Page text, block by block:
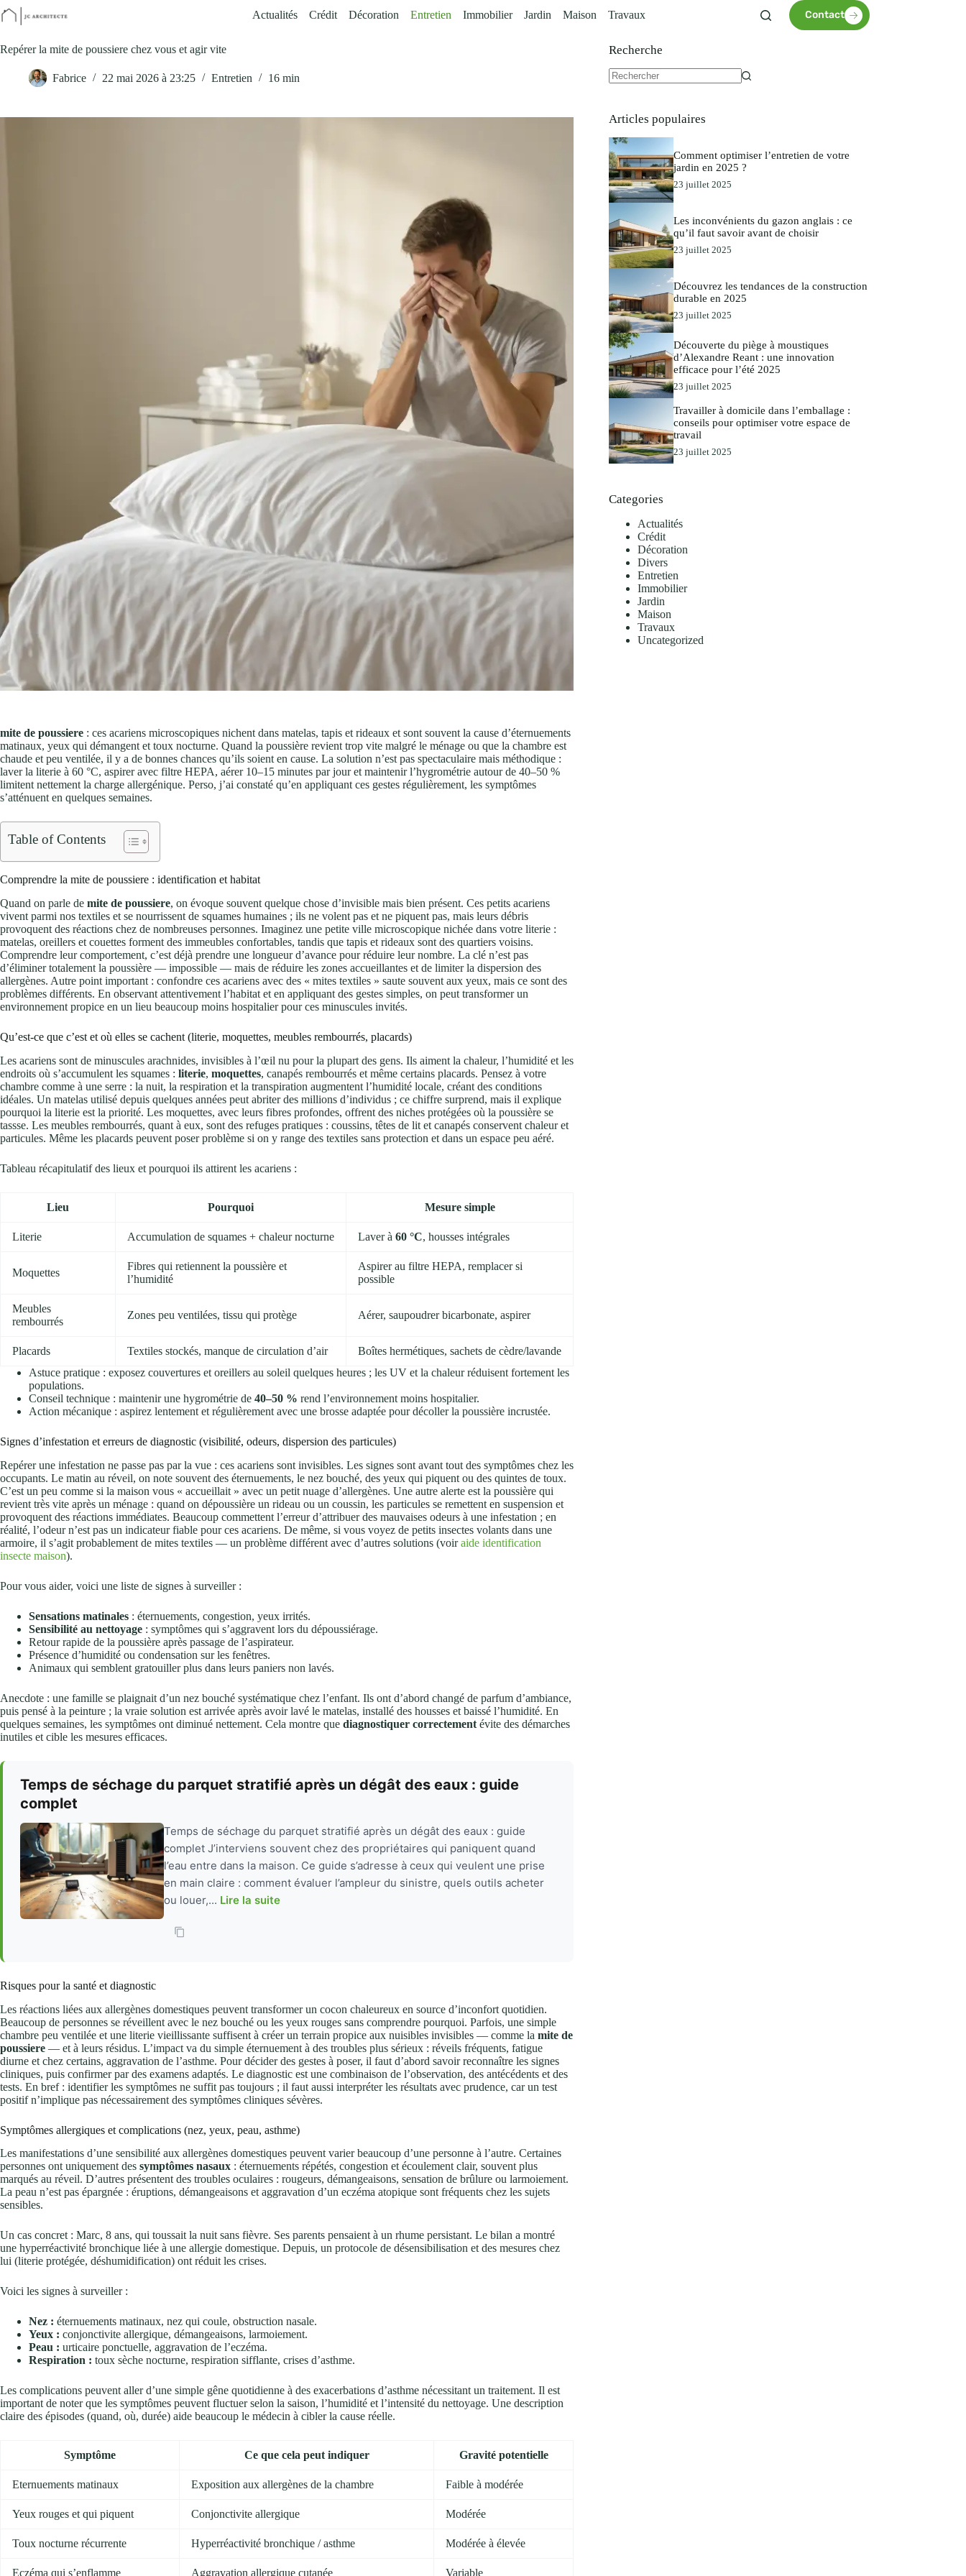
Passer
au
Actualités Crédit Décoration Entretien Immobilier Jardin Maison Travaux Contact
Repérer la mite de poussiere chez vous et agir vite
Fabrice 22 mai 2026 à 23:25 Entretien 16 min
mite de poussiere : ces acariens microscopiques nichent dans matelas, tapis et rideaux et sont souvent la cause d’éternuements
matinaux, yeux qui démangent et toux nocturne. Quand la poussière revient trop vite malgré le ménage ou que la chambre est
chaude et peu ventilée, il y a de bonnes chances qu’ils soient en cause. La solution n’est pas spectaculaire mais méthodique :
laver la literie à 60 °C, aspirer avec filtre HEPA, aérer 10–15 minutes par jour et maintenir l’hygrométrie autour de 40–50 %
limitent nettement la charge allergénique. Perso, j’ai constaté qu’en appliquant ces gestes régulièrement, les symptômes
s’atténuent en quelques semaines.
Table of Contents
Comprendre la mite de poussiere : identification et habitat
Quand on parle de mite de poussiere, on évoque souvent quelque chose d’invisible mais bien présent. Ces petits acariens
vivent parmi nos textiles et se nourrissent de squames humaines ; ils ne volent pas et ne piquent pas, mais leurs débris
provoquent des réactions chez de nombreuses personnes. Imaginez une petite ville microscopique nichée dans votre literie :
matelas, oreillers et couettes forment des immeubles confortables, tandis que tapis et rideaux sont des quartiers voisins.
Comprendre leur comportement, c’est déjà prendre une longueur d’avance pour réduire leur nombre. La clé n’est pas
d’éliminer totalement la poussière — impossible — mais de réduire les zones accueillantes et de limiter la dispersion des
allergènes. Autre point important : confondre ces acariens avec des « mites textiles » saute souvent aux yeux, mais ce sont des
problèmes différents. En observant attentivement l’habitat et en appliquant des gestes simples, on peut transformer un
environnement propice en un lieu beaucoup moins hospitalier pour ces minuscules invités.
Qu’est-ce que c’est et où elles se cachent (literie, moquettes, meubles rembourrés, placards)
Les acariens sont de minuscules arachnides, invisibles à l’œil nu pour la plupart des gens. Ils aiment la chaleur, l’humidité et les
endroits où s’accumulent les squames : literie, moquettes, canapés rembourrés et même certains placards. Pensez à votre
chambre comme à une serre : la nuit, la respiration et la transpiration augmentent l’humidité locale, créant des conditions
idéales. Un matelas utilisé depuis quelques années peut abriter des millions d’individus ; ce chiffre surprend, mais il explique
pourquoi la literie est la priorité. Les moquettes, avec leurs fibres profondes, offrent des niches protégées où la poussière se
tassse. Les meubles rembourrés, quant à eux, sont des refuges pratiques : coussins, têtes de lit et canapés conservent chaleur et
particules. Même les placards peuvent poser problème si on y range des textiles sans protection et dans un espace peu aéré.
Tableau récapitulatif des lieux et pourquoi ils attirent les acariens :
Lieu Pourquoi Mesure simple
Literie Accumulation de squames + chaleur nocturne Laver à 60 °C, housses intégrales
Moquettes
Fibres qui retiennent la poussière et
l’humidité
Aspirer au filtre HEPA, remplacer si
possible
Meubles
rembourrés
Zones peu ventilées, tissu qui protège Aérer, saupoudrer bicarbonate, aspirer
Placards Textiles stockés, manque de circulation d’air
Boîtes hermétiques, sachets de cèdre/lavande
Astuce pratique : exposez couvertures et oreillers au soleil quelques heures ; les UV et la chaleur réduisent fortement les
populations.
Conseil technique : maintenir une hygrométrie de 40–50 % rend l’environnement moins hospitalier.
Action mécanique : aspirez lentement et régulièrement avec une brosse adaptée pour décoller la poussière incrustée.
Signes d’infestation et erreurs de diagnostic (visibilité, odeurs, dispersion des particules)
Repérer une infestation ne passe pas par la vue : ces acariens sont invisibles. Les signes sont avant tout des symptômes chez les
occupants. Le matin au réveil, on note souvent des éternuements, le nez bouché, des yeux qui piquent ou des quintes de toux.
C’est un peu comme si la maison vous « accueillait » avec un petit nuage d’allergènes. Une autre alerte est la poussière qui
revient très vite après un ménage : quand on dépoussière un rideau ou un coussin, les particules se remettent en suspension et
provoquent des réactions immédiates. Beaucoup commettent l’erreur d’attribuer des mauvaises odeurs à une infestation ; en
réalité, l’odeur n’est pas un indicateur fiable pour ces acariens. De même, si vous voyez de petits insectes volants dans une
armoire, il s’agit probablement de mites textiles — un problème différent avec d’autres solutions (voiraide identification
insecte maison).
Pour vous aider, voici une liste de signes à surveiller :
Sensations matinales : éternuements, congestion, yeux irrités.
Sensibilité au nettoyage : symptômes qui s’aggravent lors du dépoussiérage.
Retour rapide de la poussière après passage de l’aspirateur.
Présence d’humidité ou condensation sur les fenêtres.
Animaux qui semblent gratouiller plus dans leurs paniers non lavés.
Anecdote : une famille se plaignait d’un nez bouché systématique chez l’enfant. Ils ont d’abord changé de parfum d’ambiance,
puis pensé à la peinture ; la vraie solution est arrivée après avoir lavé le matelas, installé des housses et baissé l’humidité. En
quelques semaines, les symptômes ont diminué nettement. Cela montre que diagnostiquer correctement évite des démarches
inutiles et cible les mesures efficaces.
Temps de séchage du parquet stratifié après un dégât des eaux : guide
complet
Temps de séchage du parquet stratifié après un dégât des eaux : guide
complet J’interviens souvent chez des propriétaires qui paniquent quand
l’eau entre dans la maison. Ce guide s’adresse à ceux qui veulent une prise
en main claire : comment évaluer l’ampleur du sinistre, quels outils acheter
ou louer,... Lire la suite
Risques pour la santé et diagnostic
Les réactions liées aux allergènes domestiques peuvent transformer un cocon chaleureux en source d’inconfort quotidien.
Beaucoup de personnes se réveillent avec le nez bouché ou les yeux rouges sans comprendre pourquoi. Parfois, une simple
chambre peu ventilée et une literie vieillissante suffisent à créer un terrain propice aux nuisibles invisibles — comme la mite de
poussiere — et à leurs résidus. L’impact va du simple éternuement à des troubles plus sérieux : réveils fréquents, fatigue
diurne et chez certains, aggravation de l’asthme. Pour décider des gestes à poser, il faut d’abord savoir reconnaître les signes
cliniques, puis confirmer par des examens adaptés. Le diagnostic est une combinaison de l’observation, des antécédents et des
tests. En bref : identifier les symptômes ne suffit pas toujours ; il faut aussi interpréter les résultats avec prudence, car un test
positif n’implique pas nécessairement des symptômes cliniques sévères.
Symptômes allergiques et complications (nez, yeux, peau, asthme)
Les manifestations d’une sensibilité aux allergènes domestiques peuvent varier beaucoup d’une personne à l’autre. Certaines
personnes ont uniquement des symptômes nasaux : éternuements répétés, congestion et écoulement clair, souvent plus
marqués au réveil. D’autres présentent des troubles oculaires : rougeurs, démangeaisons, sensation de brûlure ou larmoiement.
La peau n’est pas épargnée : éruptions, démangeaisons et aggravation d’un eczéma atopique sont fréquents chez les sujets
sensibles.
Un cas concret : Marc, 8 ans, qui toussait la nuit sans fièvre. Ses parents pensaient à un rhume persistant. Le bilan a montré
une hyperréactivité bronchique liée à une allergie domestique. Depuis, un protocole de désensibilisation et des mesures chez
lui (literie protégée, déshumidification) ont réduit les crises.
Voici les signes à surveiller :
Nez : éternuements matinaux, nez qui coule, obstruction nasale.
Yeux : conjonctivite allergique, démangeaisons, larmoiement.
Peau : urticaire ponctuelle, aggravation de l’eczéma.
Respiration : toux sèche nocturne, respiration sifflante, crises d’asthme.
Les complications peuvent aller d’une simple gêne quotidienne à des exacerbations d’asthme nécessitant un traitement. Il est
important de noter que les symptômes peuvent fluctuer selon la saison, l’humidité et l’intensité du nettoyage. Une description
claire des épisodes (quand, où, durée) aide beaucoup le médecin à cibler la cause réelle.
Symptôme Ce que cela peut indiquer Gravité potentielle
Eternuements matinaux Exposition aux allergènes de la chambre Faible à modérée
Yeux rouges et qui piquent Conjonctivite allergique Modérée
Toux nocturne récurrente Hyperréactivité bronchique / asthme Modérée à élevée
Eczéma qui s’enflamme Aggravation allergique cutanée Variable
Recherche
Articles populaires
Comment optimiser l’entretien de votre
jardin en 2025 ?
23 juillet 2025
Les inconvénients du gazon anglais : ce
qu’il faut savoir avant de choisir
23 juillet 2025
Découvrez les tendances de la construction
durable en 2025
23 juillet 2025
Découverte du piège à moustiques
d’Alexandre Reant : une innovation
efficace pour l’été 2025
23 juillet 2025
Travailler à domicile dans l’emballage :
conseils pour optimiser votre espace de
travail
23 juillet 2025
Categories
Actualités
Crédit
Décoration
Divers
Entretien
Immobilier
Jardin
Maison
Travaux
Uncategorized